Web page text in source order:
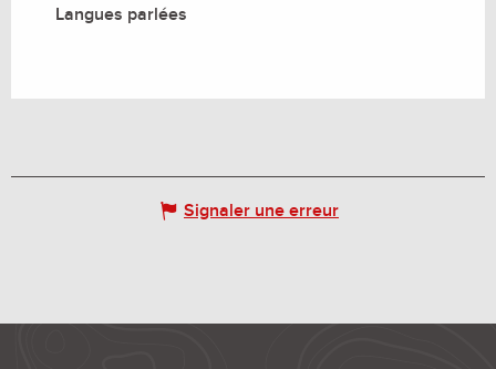
Langues parlées
Langues parlées
Signaler une erreur